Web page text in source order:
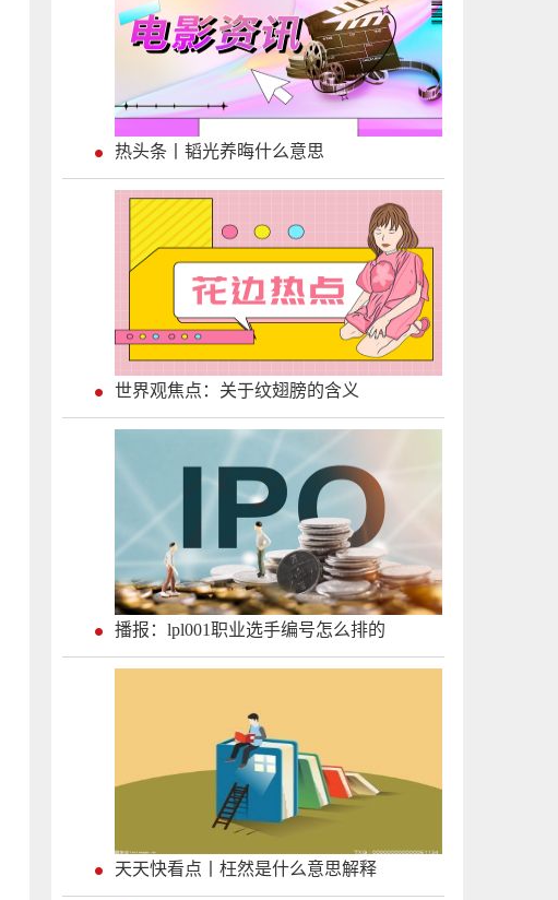
热头条丨韬光养晦什么意思
世界观焦点：关于纹翅膀的含义
播报：lpl001职业选手编号怎么排的
天天快看点丨枉然是什么意思解释